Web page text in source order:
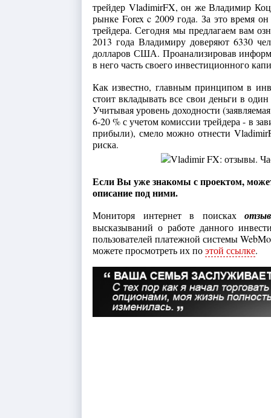
трейдер VladimirFX, он же Владимир
рынке Forex c 2009 года. За это время
трейдера. Сегодня мы предлагаем вам
2013 года Владимиру доверяют 6330
долларов США. Проанализировав
в него часть своего инвестиционного
Как известно, главным принципом в
стоит вкладывать все свои деньги в
Учитывая уровень доходности
6-20 % с учетом комиссии трейдера - в
прибыли), смело можно отнести
риска.
Если Вы уже знакомы с проектом,
описание под ними.
Мониторя интернет в поисках
высказываний о работе данного
пользователей платежной системы
можете просмотреть их поэтой ссылке.